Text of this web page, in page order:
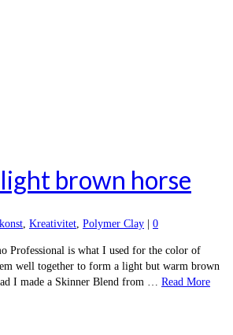
light brown horse
konst, Kreativitet, Polymer Clay 0
Professional is what I used for the color of
well together to form a light but warm brown
I made a Skinner Blend from … Read More